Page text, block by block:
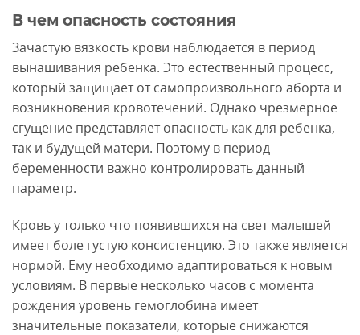
В чем опасность состояния
Зачастую вязкость крови наблюдается в период
вынашивания ребенка. Это естественный процесс,
который защищает от самопроизвольного аборта и
возникновения кровотечений. Однако чрезмерное
сгущение представляет опасность как для ребенка,
так и будущей матери. Поэтому в период
беременности важно контролировать данный
параметр.
Кровь у только что появившихся на свет малышей
имеет боле густую консистенцию. Это также является
нормой. Ему необходимо адаптироваться к новым
условиям. В первые несколько часов с момента
рождения уровень гемоглобина имеет
значительные показатели, которые снижаются